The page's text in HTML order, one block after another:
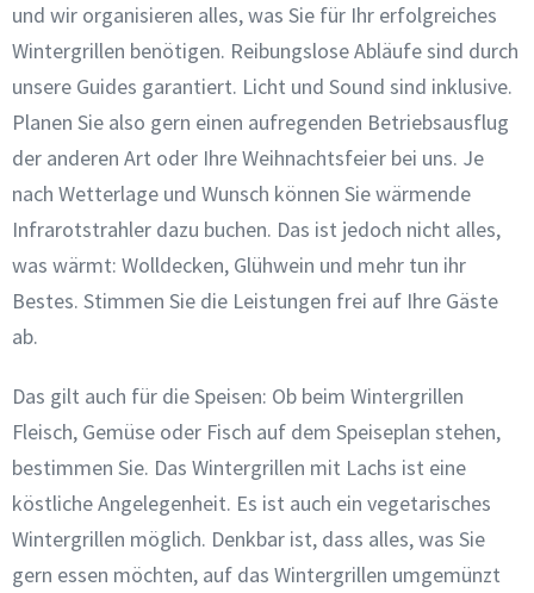
und wir organisieren alles, was Sie für Ihr erfolgreiches
Wintergrillen benötigen. Reibungslose Abläufe sind durch
unsere Guides garantiert. Licht und Sound sind inklusive.
Planen Sie also gern einen aufregenden Betriebsausflug
der anderen Art oder Ihre Weihnachtsfeier bei uns. Je
nach Wetterlage und Wunsch können Sie wärmende
Infrarotstrahler dazu buchen. Das ist jedoch nicht alles,
was wärmt: Wolldecken, Glühwein und mehr tun ihr
Bestes. Stimmen Sie die Leistungen frei auf Ihre Gäste
ab.
Das gilt auch für die Speisen: Ob beim Wintergrillen
Fleisch, Gemüse oder Fisch auf dem Speiseplan stehen,
bestimmen Sie. Das Wintergrillen mit Lachs ist eine
köstliche Angelegenheit. Es ist auch ein vegetarisches
Wintergrillen möglich. Denkbar ist, dass alles, was Sie
gern essen möchten, auf das Wintergrillen umgemünzt